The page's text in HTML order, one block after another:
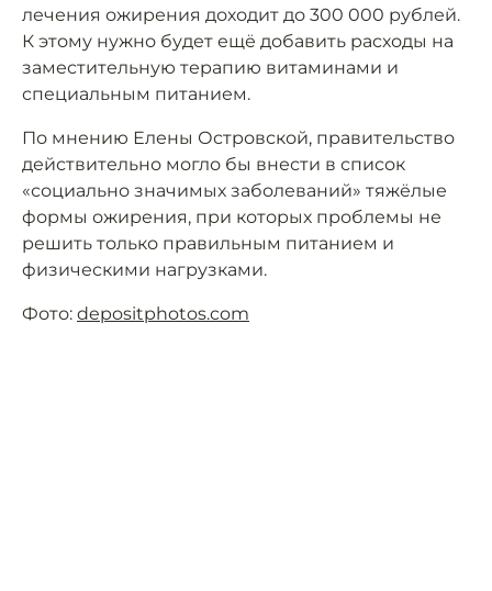
лечения ожирения доходит до 300 000 рублей.
К этому нужно будет ещё добавить расходы на
заместительную терапию витаминами и
специальным питанием.
По мнению Елены Островской, правительство
действительно могло бы внести в список
«социально значимых заболеваний» тяжёлые
формы ожирения, при которых проблемы не
решить только правильным питанием и
физическими нагрузками.
Фото: depositphotos.com